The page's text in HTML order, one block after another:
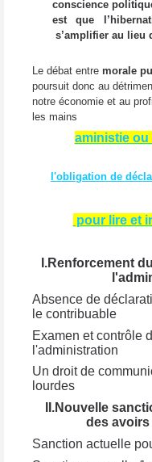
conscience
est que
s’amplifier au lieu
Le débat entre morale
poursuit donc au
notre économie et au
les mains
aministie
l'obligation de
pour lire et
I.Renforcement
Absence de
le contribuable
Examen et contrôle
l'administration
Un droit de
lourdes
II.Nouvelle
des
Sanction actuelle